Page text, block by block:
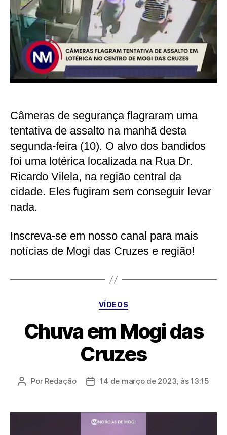
Câmeras de segurança flagraram uma
tentativa de assalto na manhã desta
segunda-feira (10). O alvo dos bandidos
foi uma lotérica localizada na Rua Dr.
Ricardo Vilela, na região central da
cidade. Eles fugiram sem conseguir levar
nada.
Inscreva-se em nosso canal para mais
notícias de Mogi das Cruzes e região!
Categorias
VÍDEOS
Chuva em Mogi das
Cruzes
Autor
Por Redação
Data14 de março de 2023, às 13:15